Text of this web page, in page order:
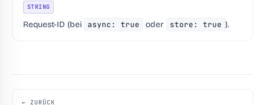
STRING
Request-ID (bei async: true oder store: true ).
← ZURÜCK